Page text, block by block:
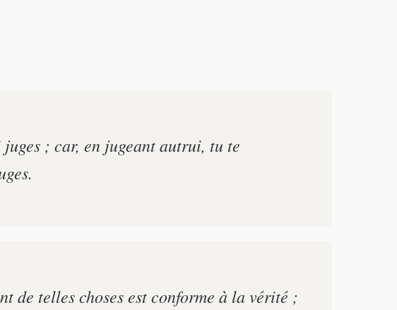
; car, en jugeant autrui, tu te
de telles choses est conforme à la vérité ;